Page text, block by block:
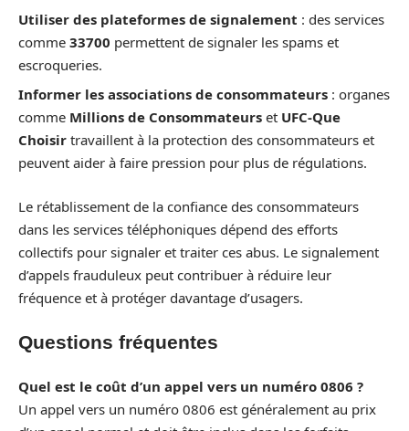
Utiliser des plateformes de signalement : des services
comme 33700 permettent de signaler les spams et
escroqueries.
Informer les associations de consommateurs : organes
comme Millions de Consommateurs et UFC-Que
Choisir travaillent à la protection des consommateurs et
peuvent aider à faire pression pour plus de régulations.
Le rétablissement de la confiance des consommateurs
dans les services téléphoniques dépend des efforts
collectifs pour signaler et traiter ces abus. Le signalement
d’appels frauduleux peut contribuer à réduire leur
fréquence et à protéger davantage d’usagers.
Questions fréquentes
Quel est le coût d’un appel vers un numéro 0806 ?
Un appel vers un numéro 0806 est généralement au prix